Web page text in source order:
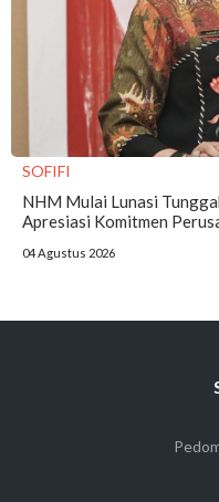
SOFIFI
NHM Mulai Lunasi
Apresiasi Komitmen
04 Agustus 2026